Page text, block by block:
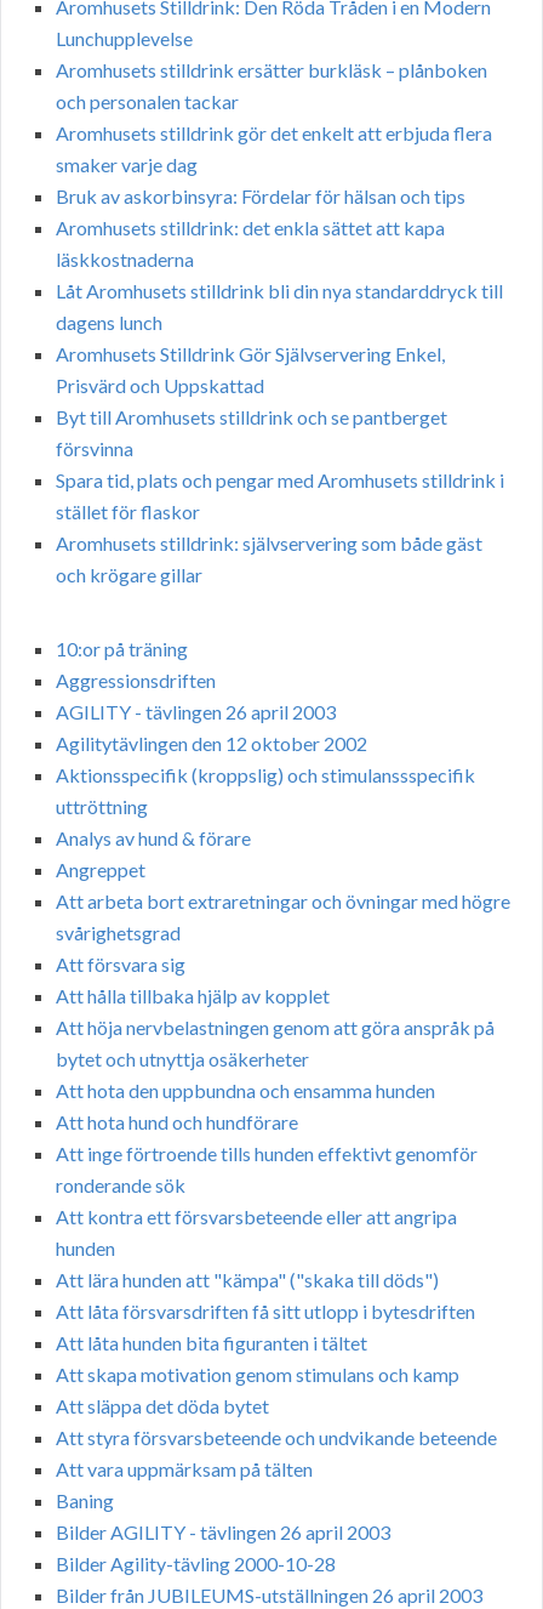
Aromhusets Stilldrink: Den Röda Tråden i en Modern
Lunchupplevelse
Aromhusets stilldrink ersätter burkläsk – plånboken
och personalen tackar
Aromhusets stilldrink gör det enkelt att erbjuda flera
smaker varje dag
Bruk av askorbinsyra: Fördelar för hälsan och tips
Aromhusets stilldrink: det enkla sättet att kapa
läskkostnaderna
Låt Aromhusets stilldrink bli din nya standarddryck till
dagens lunch
Aromhusets Stilldrink Gör Självservering Enkel,
Prisvärd och Uppskattad
Byt till Aromhusets stilldrink och se pantberget
försvinna
Spara tid, plats och pengar med Aromhusets stilldrink i
stället för flaskor
Aromhusets stilldrink: självservering som både gäst
och krögare gillar
10:or på träning
Aggressionsdriften
AGILITY - tävlingen 26 april 2003
Agilitytävlingen den 12 oktober 2002
Aktionsspecifik (kroppslig) och stimulanssspecifik
uttröttning
Analys av hund & förare
Angreppet
Att arbeta bort extraretningar och övningar med högre
svårighetsgrad
Att försvara sig
Att hålla tillbaka hjälp av kopplet
Att höja nervbelastningen genom att göra anspråk på
bytet och utnyttja osäkerheter
Att hota den uppbundna och ensamma hunden
Att hota hund och hundförare
Att inge förtroende tills hunden effektivt genomför
ronderande sök
Att kontra ett försvarsbeteende eller att angripa
hunden
Att lära hunden att "kämpa" ("skaka till döds")
Att låta försvarsdriften få sitt utlopp i bytesdriften
Att låta hunden bita figuranten i tältet
Att skapa motivation genom stimulans och kamp
Att släppa det döda bytet
Att styra försvarsbeteende och undvikande beteende
Att vara uppmärksam på tälten
Baning
Bilder AGILITY - tävlingen 26 april 2003
Bilder Agility-tävling 2000-10-28
Bilder från JUBILEUMS-utställningen 26 april 2003